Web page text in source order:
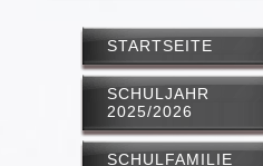
STARTSEITE
SCHULJAHR
2025/2026
SCHULFAMILIE